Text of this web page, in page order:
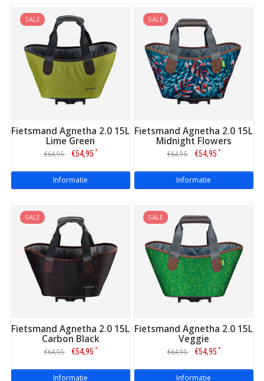
SALE
Fietsmand Agnetha 2.0 15L
Lime Green
€64,95 €54,95 *
Informatie
SALE
Fietsmand Agnetha 2.0 15L
Midnight Flowers
€64,95 €54,95 *
Informatie
SALE
Fietsmand Agnetha 2.0 15L
Carbon Black
€64,95 €54,95 *
Informatie
SALE
Fietsmand Agnetha 2.0 15L
Veggie
€64,95 €54,95 *
Informatie